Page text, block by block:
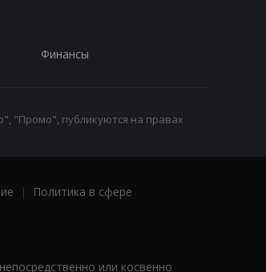
Финансы
"Промо", публикуются на правах
|
Политика в сфере
или косвенно